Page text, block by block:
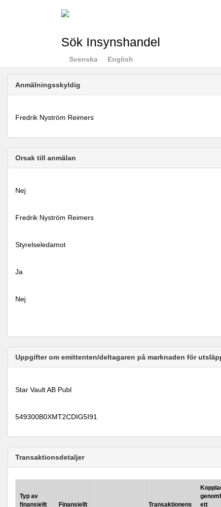
Sök Insynshandel
Svenska English
Anmälningsskyldig
Fredrik Nyström Reimers
Orsak till anmälan
Nej
Fredrik Nyström Reimers
Styrelseledamot
Ja
Nej
Uppgifter om emittenten/deltagaren på marknaden för
Star Vault AB Publ
549300B0XMT2CDIG5I91
Transaktionsdetaljer
Typ av
finansiellt
Finansiellt
Transaktionens
ett